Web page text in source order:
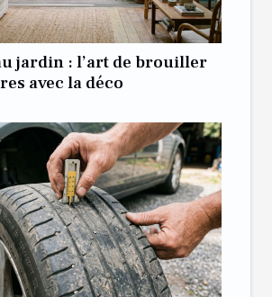
jardin : l’art de brouiller
avec la déco